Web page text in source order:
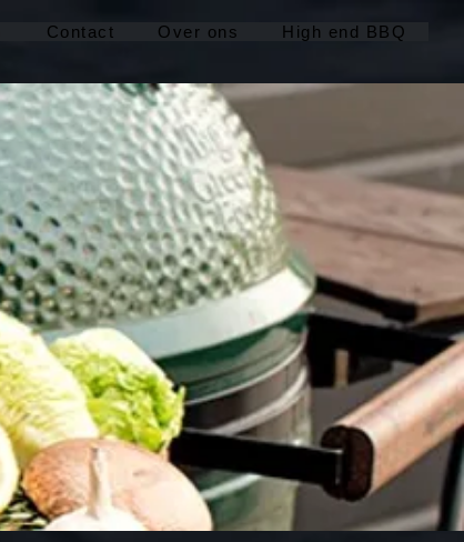
Contact Over ons High end BBQ